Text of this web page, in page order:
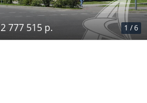
1 /6
2 777 515 р.